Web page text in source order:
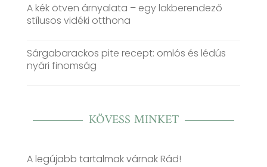
A kék ötven árnyalata – egy lakberendező
stílusos vidéki otthona
Sárgabarackos pite recept: omlós és lédús
nyári finomság
KÖVESS MINKET
A legújabb tartalmak várnak Rád!